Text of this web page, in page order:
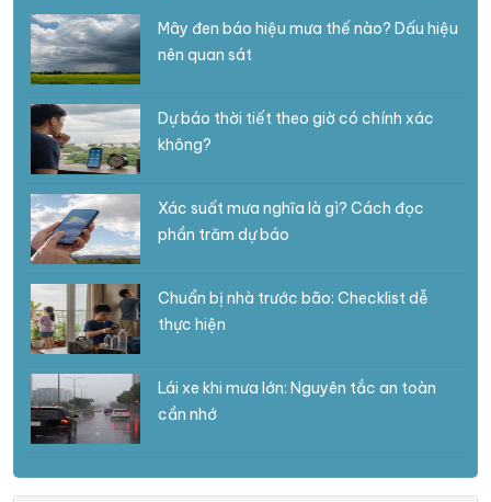
Mây đen báo hiệu mưa thế nào? Dấu hiệu
nên quan sát
Dự báo thời tiết theo giờ có chính xác
không?
Xác suất mưa nghĩa là gì? Cách đọc
phần trăm dự báo
Chuẩn bị nhà trước bão: Checklist dễ
thực hiện
Lái xe khi mưa lớn: Nguyên tắc an toàn
cần nhớ